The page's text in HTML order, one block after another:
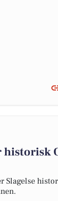
Slagelse